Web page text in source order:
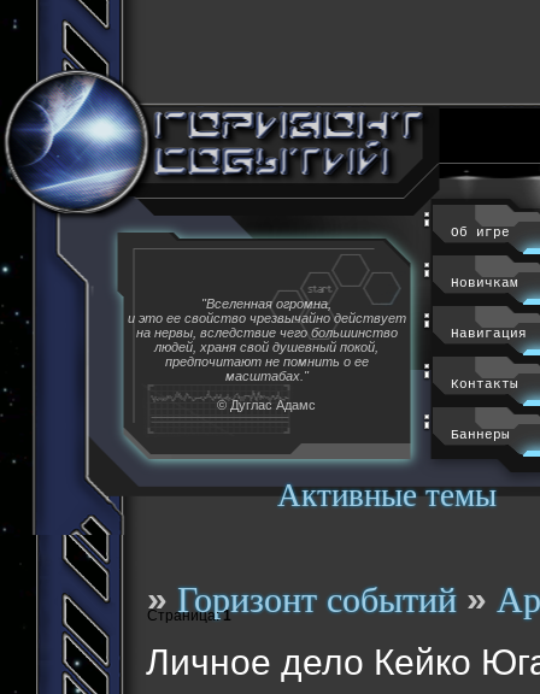
Активные темы
"Вселенная огромна,
и это ее свойство чрезвычайно действует
на нервы, вследствие чего большинство
людей, храня свой душевный покой,
предпочитают не помнить о ее
масштабах."
© Дуглас Адамс
Об игре
Новичкам
Навигация
Контакты
Баннеры
»Горизонт событий »
Личное дело Кейко
Страница:1